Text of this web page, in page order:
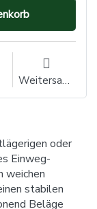
Weitersagen
oder
Einweg-
weichen
stabilen
Beläge